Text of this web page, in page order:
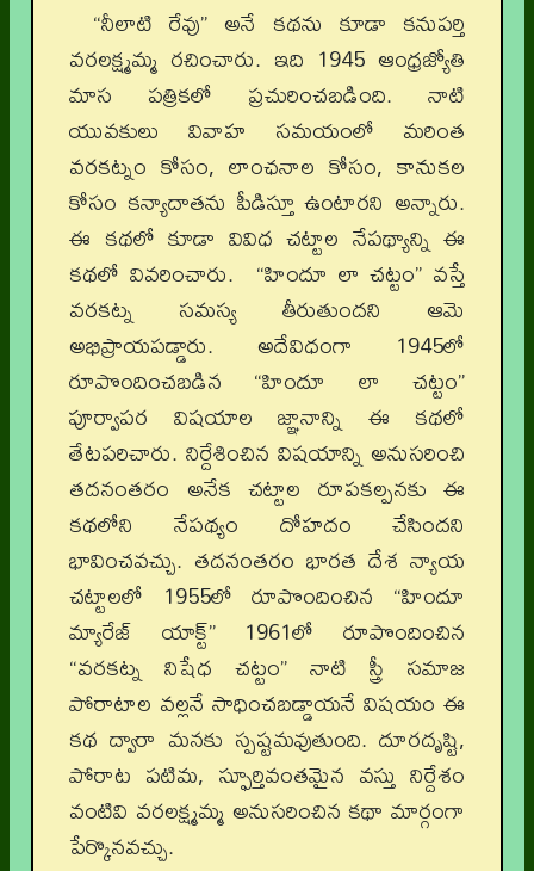
“నీలాటి రేవు” అనే కథను కూడా కనుపర్తి
వరలక్ష్మమ్మ రచించారు. ఇది 1945 ఆంధ్రజ్యోతి
మాస పత్రికలో ప్రచురించబడింది. నాటి
యువకులు వివాహ సమయంలో మరింత
వరకట్నం కోసం, లాంఛనాల కోసం, కానుకల
కోసం కన్యాదాతను పీడిస్తూ ఉంటారని అన్నారు.
ఈ కథలో కూడా వివిధ చట్టాల నేపథ్యాన్ని ఈ
కథలో వివరించారు. “హిందూ లా చట్టం” వస్తే
వరకట్న సమస్య తీరుతుందని ఆమె
అభిప్రాయపడ్డారు. అదేవిధంగా 1945లో
రూపొందించబడిన “హిందూ లా చట్టం”
పూర్వాపర విషయాల జ్ఞానాన్ని ఈ కథలో
తేటపరిచారు. నిర్దేశించిన విషయాన్ని అనుసరించి
తదనంతరం అనేక చట్టాల రూపకల్పనకు ఈ
కథలోని నేపథ్యం దోహదం చేసిందని
భావించవచ్చు. తదనంతరం భారత దేశ న్యాయ
చట్టాలలో 1955లో రూపొందించిన “హిందూ
మ్యారేజ్ యాక్ట్” 1961లో రూపొందించిన
“వరకట్న నిషేధ చట్టం” నాటి స్త్రీ సమాజ
పోరాటాల వల్లనే సాధించబడ్డాయనే విషయం ఈ
కథ ద్వారా మనకు స్పష్టమవుతుంది. దూరదృష్టి,
పోరాట పటిమ, స్ఫూర్తివంతమైన వస్తు నిర్దేశం
వంటివి వరలక్ష్మమ్మ అనుసరించిన కథా మార్గంగా
పేర్కొనవచ్చు.